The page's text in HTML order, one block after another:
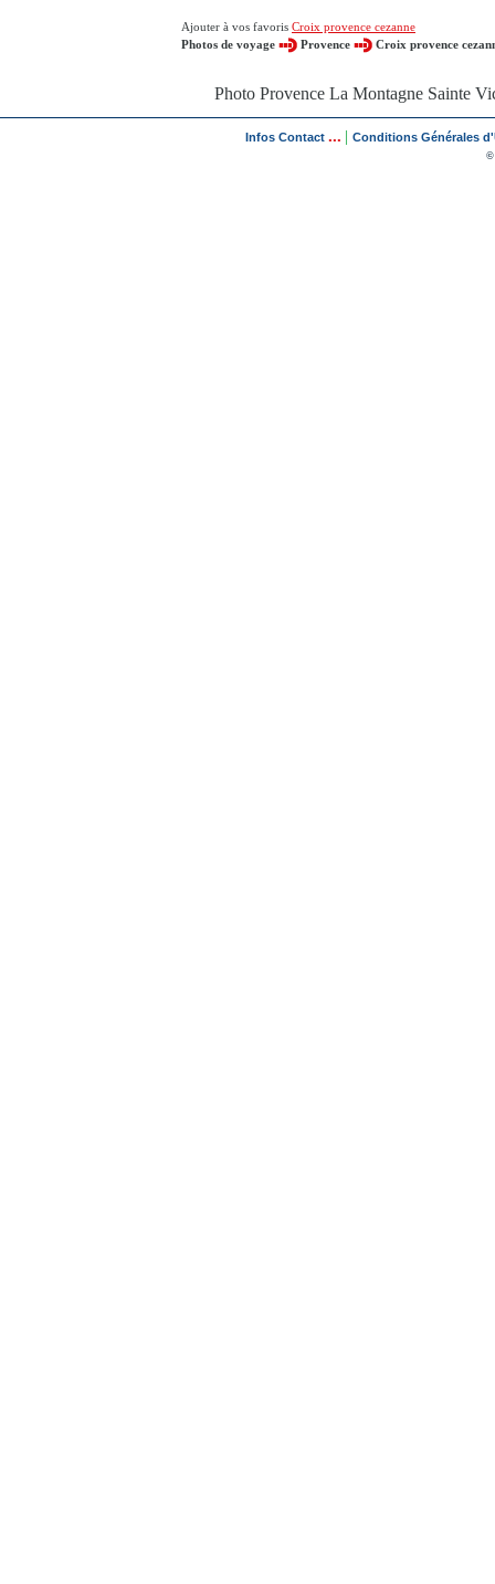
Ajouter à vos favoris Croix provence cezanne
Photos de voyage
Provence Croix provence
Photo Provence La Montagne Sainte
Infos Contact ... Conditions Générales
©